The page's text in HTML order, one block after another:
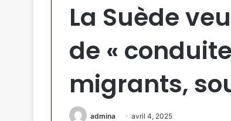
La Suède
de «
migrants,
admina avril 4, 2025